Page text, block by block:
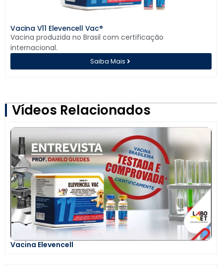
Saiba Mais
Vacina V11 Elevencell Vac®
Vacina produzida no Brasil com certificação
internacional.
Vídeos Relacionados
Vacina Elevencell